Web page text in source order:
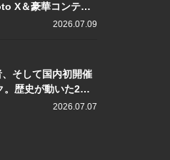
X＆豪華コンテン
2026.07.09
そして国内初開催
。歴史が動いた2日
2026.07.07